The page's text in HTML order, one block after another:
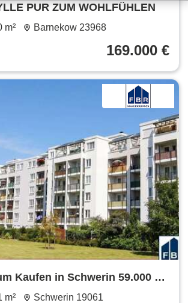
PUR ZUM WOHLFÜHLEN
m² Barnekow 23968
169.000 €
Kaufen in Schwerin 59.000 €
m² Schwerin 19061